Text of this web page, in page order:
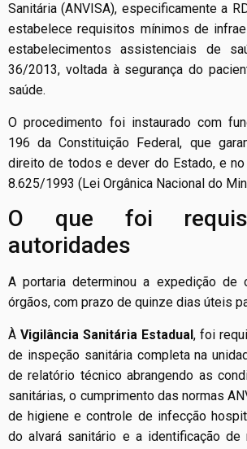
Sanitária (ANVISA), especificamente a
estabelece requisitos mínimos de
estabelecimentos assistenciais de
36/2013, voltada à segurança do
saúde.
O procedimento foi instaurado com
196 da Constituição Federal, que
direito de todos e dever do Estado, e
8.625/1993 (Lei Orgânica Nacional do
O que foi
autoridades
A portaria determinou a expedição de
órgãos, com prazo de quinze dias úteis
À Vigilância Sanitária Estadual, foi
de inspeção sanitária completa na
de relatório técnico abrangendo as
sanitárias, o cumprimento das normas
de higiene e controle de infecção
do alvará sanitário e a identificação